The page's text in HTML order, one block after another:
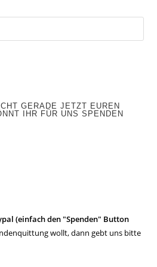
GERADE JETZT EUREN
IHR FÜR UNS SPENDEN
(einfach den "Spenden" Button
wollt, dann gebt uns bitte